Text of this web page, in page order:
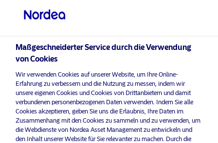
Bitte wählen Sie Ihr Anlegerprofil
aus
Land
Schweiz
Nicht-qualifizierter Anleger
Nordea Asset Management ist einer der größten Asset
Manager in den nordischen Ländern und verfügt über
eine globale Präsenz in Europa, Amerika und Asien.
Maßgeschneiderter Service durch die Verwendung
von Cookies
Wir verwenden Cookies auf unserer Website, um Ihre Online-
Erfahrung zu verbessern und die Nutzung zu messen, indem wir
unsere eigenen Cookies und Cookies von Drittanbietern und damit
verbundenen personenbezogenen Daten verwenden. Indem Sie alle
Cookies akzeptieren, geben Sie uns die Erlaubnis, Ihre Daten im
Zusammenhang mit den Cookies zu sammeln und zu verwenden, um
die Webdienste von Nordea Asset Management zu entwickeln und
den Inhalt unserer Website für Sie relevanter zu machen. Durch die